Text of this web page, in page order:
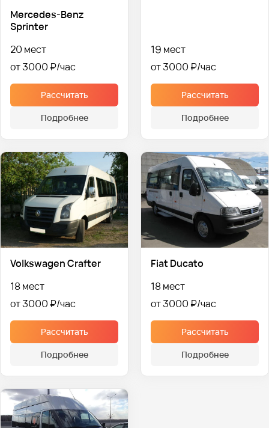
Mercedes-Benz
Sprinter
20 мест
от 3000 ₽
Рассчитать
Подробнее
19 мест
от 3000 ₽
Рассчитать
Подробнее
Volkswagen Crafter
18 мест
от 3000 ₽
Рассчитать
Подробнее
Fiat Ducato
18 мест
от 3000 ₽
Рассчитать
Подробнее